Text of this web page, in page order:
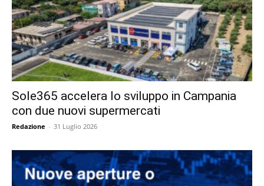
Sole365 accelera lo sviluppo in Campania
con due nuovi supermercati
Redazione - 31 Luglio 2026